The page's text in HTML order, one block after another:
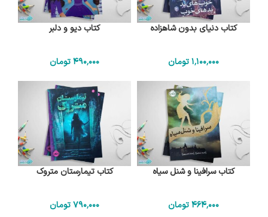
کتاب دنیای بدون شاهزاده
1٬100٬000تومان
کتاب دیو و دلبر
490٬000تومان
کتاب سرافینا و شنل سیاه
464٬000تومان
کتاب تیمارستان متروک
790٬000تومان